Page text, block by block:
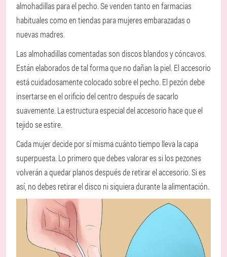
almohadillas para el pecho. Se venden tanto en farmacias
habituales como en tiendas para mujeres embarazadas o
nuevas madres.
Las almohadillas comentadas son discos blandos y cóncavos.
Están elaborados de tal forma que no dañan la piel. El accesorio
está cuidadosamente colocado sobre el pecho. El pezón debe
insertarse en el orificio del centro después de sacarlo
suavemente. La estructura especial del accesorio hace que el
tejido se estire.
Cada mujer decide por sí misma cuánto tiempo lleva la capa
superpuesta. Lo primero que debes valorar es si los pezones
volverán a quedar planos después de retirar el accesorio. Si es
así, no debes retirar el disco ni siquiera durante la alimentación.